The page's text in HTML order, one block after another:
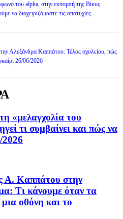
του alpha, στην εκπομπή της Βίκυς
να διαχειριζόμαστε τις αποτυχίες
Αλεξάνδρα Καππάτου: Τέλος σχολείου, πώς
26/06/2026
«μελαγχολία του
τι συμβαίνει και πώς να
2026
Α. Καππάτου στην
Τι κάνουμε όταν τα
οθόνη και το